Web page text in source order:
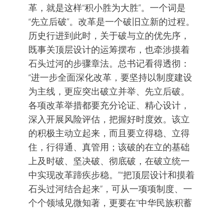
革，就是这样“积小胜为大胜”。一个词是
“先立后破”。改革是一个破旧立新的过程。
历史行进到此时，关于破与立的优先序，
既事关顶层设计的运筹摆布，也牵涉摸着
石头过河的步骤章法。总书记看得透彻：
“进一步全面深化改革，要坚持以制度建设
为主线，更应突出破立并举、先立后破。
各项改革举措都要充分论证、精心设计，
深入开展风险评估，把握好时度效。该立
的积极主动立起来，而且要立得稳、立得
住，行得通、真管用；该破的在立的基础
上及时破、坚决破、彻底破，在破立统一
中实现改革蹄疾步稳。”“把顶层设计和摸着
石头过河结合起来”，可从一项项制度、一
个个领域见微知著，更要在“中华民族积蓄